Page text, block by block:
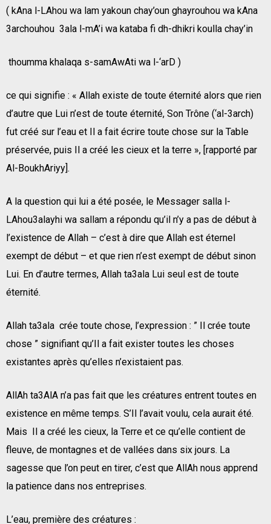
( kAna l-LAhou wa lam yakoun chay’oun ghayrouhou wa kAna
3archouhou 3ala l-mA’i wa kataba fi dh-dhikri koulla chay’in
thoumma khalaqa s-samAwAti wa l-‘arD )
ce qui signifie : « Allah existe de toute éternité alors que rien
d’autre que Lui n’est de toute éternité, Son Trône (‘al-3arch)
fut créé sur l’eau et Il a fait écrire toute chose sur la Table
préservée, puis Il a créé les cieux et la terre », [rapporté par
Al-BoukhAriyy].
A la question qui lui a été posée, le Messager salla l-
LAhou3alayhi wa sallam a répondu qu’il n’y a pas de début à
l’existence de Allah – c’est à dire que Allah est éternel
exempt de début – et que rien n’est exempt de début sinon
Lui. En d’autre termes, Allah ta3ala Lui seul est de toute
éternité.
Allah ta3ala crée toute chose, l’expression : ” Il crée toute
chose ” signifiant qu’Il a fait exister toutes les choses
existantes après qu’elles n’existaient pas.
AllAh ta3AlA n’a pas fait que les créatures entrent toutes en
existence en même temps. S’Il l’avait voulu, cela aurait été.
Mais Il a créé les cieux, la Terre et ce qu’elle contient de
fleuve, de montagnes et de vallées dans six jours. La
sagesse que l’on peut en tirer, c’est que AllAh nous apprend
la patience dans nos entreprises.
L’eau, première des créatures :